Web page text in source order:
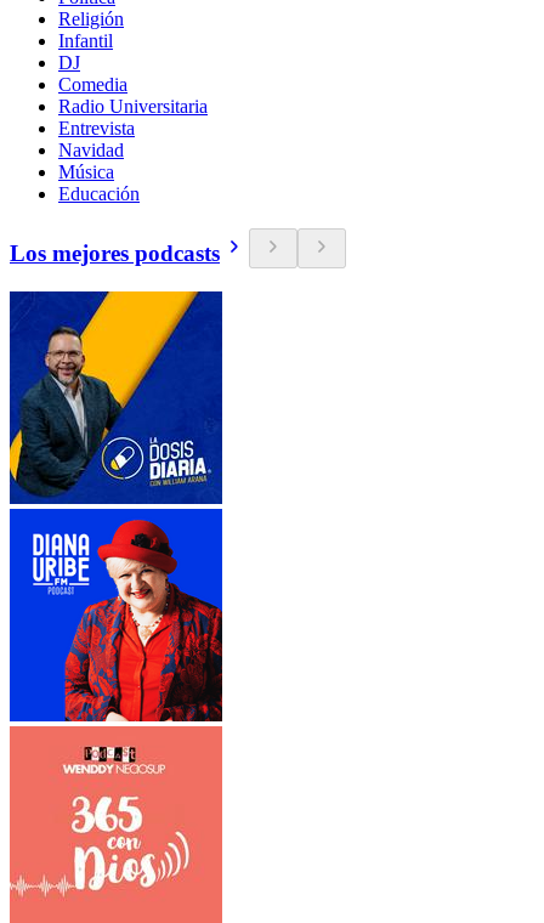
Religión
Infantil
DJ
Comedia
Radio Universitaria
Entrevista
Navidad
Música
Educación
Los mejores podcasts